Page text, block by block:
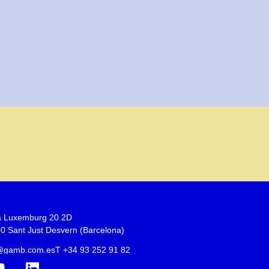
Luxemburg 20 2D
Sant Just Desvern (Barcelona)
T +34 93 252 91 82